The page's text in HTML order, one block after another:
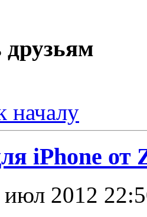
друзьям
началу
iPhone от
июл 2012